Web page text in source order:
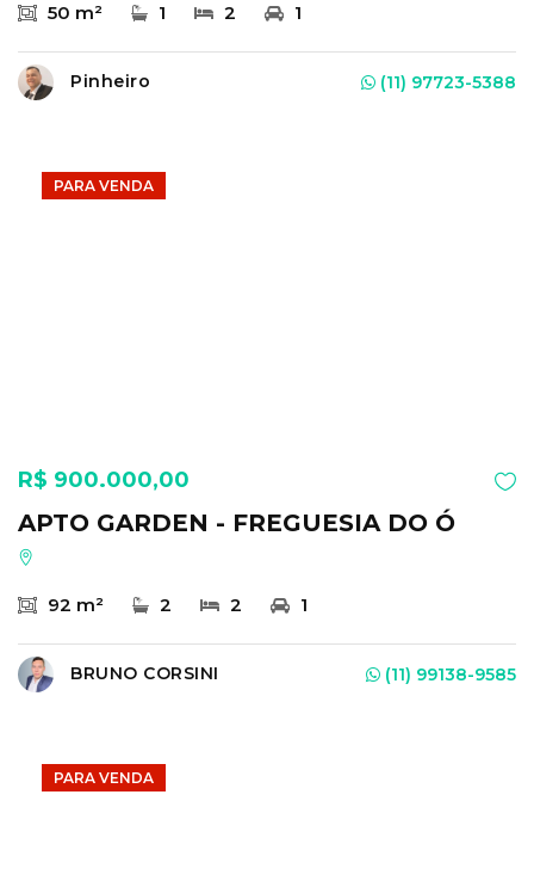
50 m² 1 2 1
Pinheiro (11) 97723-5388
PARA VENDA
R$ 900.000,00
APTO GARDEN - FREGUESIA DO Ó
92 m² 2 2 1
BRUNO CORSINI (11) 99138-9585
PARA VENDA